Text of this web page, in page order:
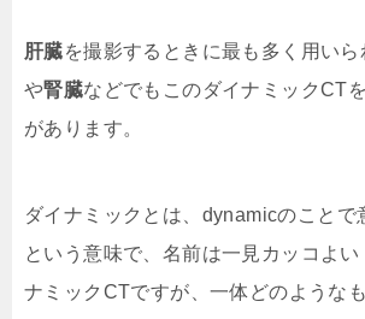
肝臓を撮影するときに最も多く用いら
や腎臓などでもこのダイナミックCT
があります。
ダイナミックとは、dynamicのことで
という意味で、名前は一見カッコよい
ナミックCTですが、一体どのような